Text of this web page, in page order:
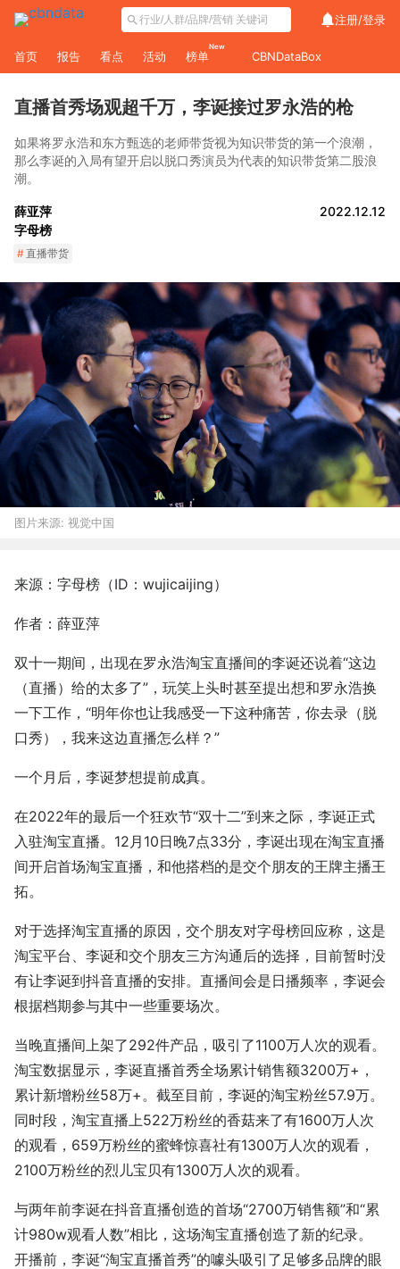
注册/登录
首页 报告 看点 活动 榜单
New
CBNDataBox
直播首秀场观超千万，李诞接过罗永浩的枪
如果将罗永浩和东方甄选的老师带货视为知识带货的第一个浪潮，
那么李诞的入局有望开启以脱口秀演员为代表的知识带货第二股浪
潮。
薛亚萍
字母榜
2022.12.12
#直播带货
图片来源: 视觉中国
来源：字母榜（ID：wujicaijing）
作者：薛亚萍
双十一期间，出现在罗永浩淘宝直播间的李诞还说着“这边
（直播）给的太多了”，玩笑上头时甚至提出想和罗永浩换
一下工作，“明年你也让我感受一下这种痛苦，你去录（脱
口秀），我来这边直播怎么样？”
一个月后，李诞梦想提前成真。
在2022年的最后一个狂欢节“双十二”到来之际，李诞正式
入驻淘宝直播。12月10日晚7点33分，李诞出现在淘宝直播
间开启首场淘宝直播，和他搭档的是交个朋友的王牌主播王
拓。
对于选择淘宝直播的原因，交个朋友对字母榜回应称，这是
淘宝平台、李诞和交个朋友三方沟通后的选择，目前暂时没
有让李诞到抖音直播的安排。直播间会是日播频率，李诞会
根据档期参与其中一些重要场次。
当晚直播间上架了292件产品，吸引了1100万人次的观看。
淘宝数据显示，李诞直播首秀全场累计销售额3200万+，
累计新增粉丝58万+。截至目前，李诞的淘宝粉丝57.9万。
同时段，淘宝直播上522万粉丝的香菇来了有1600万人次
的观看，659万粉丝的蜜蜂惊喜社有1300万人次的观看，
2100万粉丝的烈儿宝贝有1300万人次的观看。
与两年前李诞在抖音直播创造的首场“2700万销售额”和“累
计980w观看人数”相比，这场淘宝直播创造了新的纪录。
开播前，李诞“淘宝直播首秀”的噱头吸引了足够多品牌的眼